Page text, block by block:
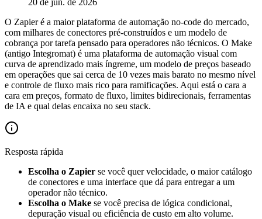
O Zapier é a maior plataforma de automação no-code do mercado,
com milhares de conectores pré-construídos e um modelo de
cobrança por tarefa pensado para operadores não técnicos. O Make
(antigo Integromat) é uma plataforma de automação visual com
curva de aprendizado mais íngreme, um modelo de preços baseado
em operações que sai cerca de 10 vezes mais barato no mesmo nível
e controle de fluxo mais rico para ramificações. Aqui está o cara a
cara em preços, formato de fluxo, limites bidirecionais, ferramentas
de IA e qual delas encaixa no seu stack.
Resposta rápida
Escolha o Zapier se você quer velocidade, o maior catálogo
de conectores e uma interface que dá para entregar a um
operador não técnico.
Escolha o Make se você precisa de lógica condicional,
depuração visual ou eficiência de custo em alto volume.